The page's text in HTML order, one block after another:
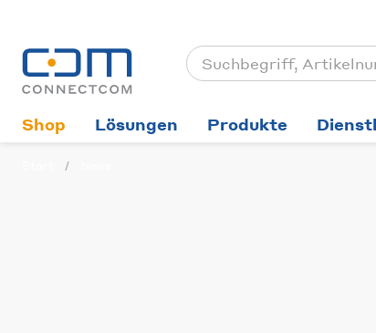
Shop Lösungen Produkte